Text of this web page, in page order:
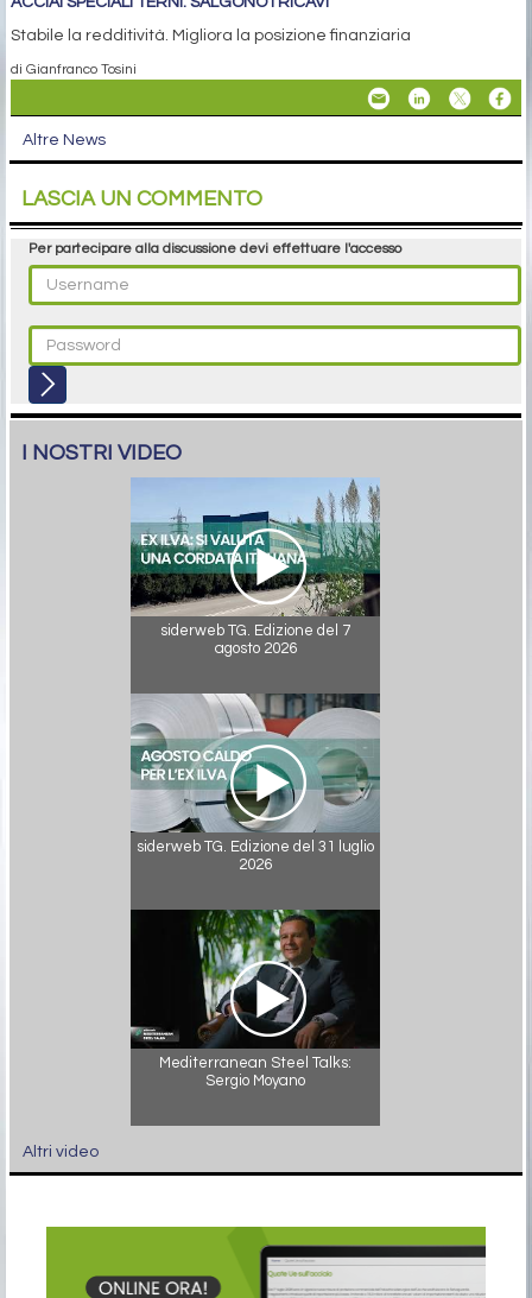
Stabile la redditività. Migliora la posizione finanziaria
di Gianfranco Tosini
Altre News
LASCIA UN COMMENTO
Per partecipare alla discussione devi effettuare l'accesso
I NOSTRI VIDEO
siderweb TG. Edizione del 7
agosto 2026
siderweb TG. Edizione del 31 luglio
2026
Mediterranean Steel Talks:
Sergio Moyano
Altri video